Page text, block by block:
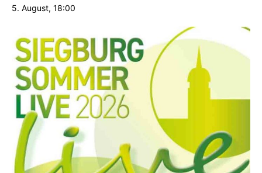
5. August, 18:00